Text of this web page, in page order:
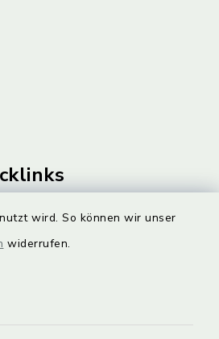
wird. So können wir unser
widerrufen.
Lichtenfels
Jura